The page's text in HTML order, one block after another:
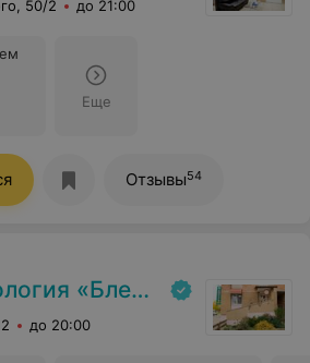
50/2 до 21:00
Еще
Отзывы54
«Блеск»
до 20:00